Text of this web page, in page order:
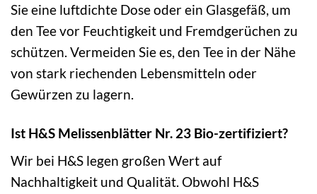
Sie eine luftdichte Dose oder ein Glasgefäß, um
den Tee vor Feuchtigkeit und Fremdgerüchen zu
schützen. Vermeiden Sie es, den Tee in der Nähe
von stark riechenden Lebensmitteln oder
Gewürzen zu lagern.
Ist H&S Melissenblätter Nr. 23 Bio-zertifiziert?
Wir bei H&S legen großen Wert auf
Nachhaltigkeit und Qualität. Obwohl H&S